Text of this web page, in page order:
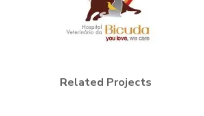
Related Projects